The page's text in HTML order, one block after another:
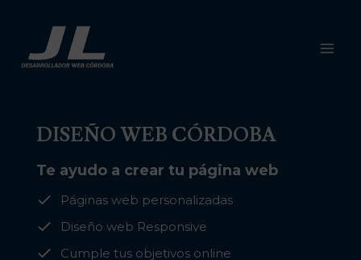
contenido
DISEÑO WEB CÓRDOBA
Te ayudo a crear tu página web
Páginas web personalizadas
Diseño web Responsive
Cumple tus objetivos online